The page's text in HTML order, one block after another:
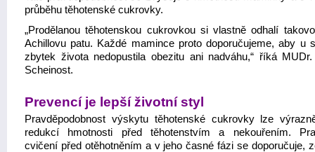
průběhu těhotenské cukrovky.
„Prodělanou těhotenskou cukrovkou si vlastně odhalí
Achillovu patu. Každé mamince proto doporučujeme, aby u
zbytek života nedopustila obezitu ani nadváhu,“ říká
Scheinost.
Prevencí je lepší životní styl
Pravděpodobnost výskytu těhotenské cukrovky lze
redukcí hmotnosti před těhotenstvím a nekouřením.
cvičení před otěhotněním a v jeho časné fázi se doporučuje,